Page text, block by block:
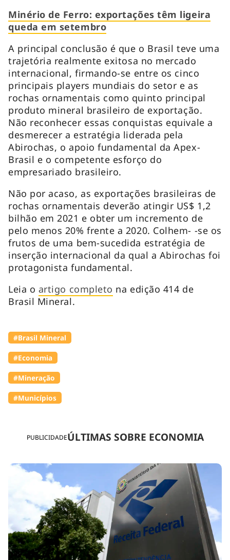
PUBLICIDADEÚLTIMAS SOBRE ECONOMIA
Minério de Ferro: exportações têm ligeira
queda em setembro
A principal conclusão é que o Brasil teve uma
trajetória realmente exitosa no mercado
internacional, firmando-se entre os cinco
principais players mundiais do setor e as
rochas ornamentais como quinto principal
produto mineral brasileiro de exportação.
Não reconhecer essas conquistas equivale a
desmerecer a estratégia liderada pela
Abirochas, o apoio fundamental da Apex-
Brasil e o competente esforço do
empresariado brasileiro.
Não por acaso, as exportações brasileiras de
rochas ornamentais deverão atingir US$ 1,2
bilhão em 2021 e obter um incremento de
pelo menos 20% frente a 2020. Colhem- -se os
frutos de uma bem-sucedida estratégia de
inserção internacional da qual a Abirochas foi
protagonista fundamental.
Leia o artigo completo na edição 414 de
Brasil Mineral.
#Brasil Mineral
#Economia
#Mineração
#Municípios